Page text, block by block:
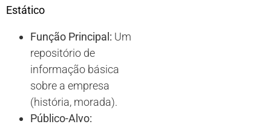
Estático
Função Principal: Um
repositório de
informação básica
sobre a empresa
(história, morada).
Público-Alvo: